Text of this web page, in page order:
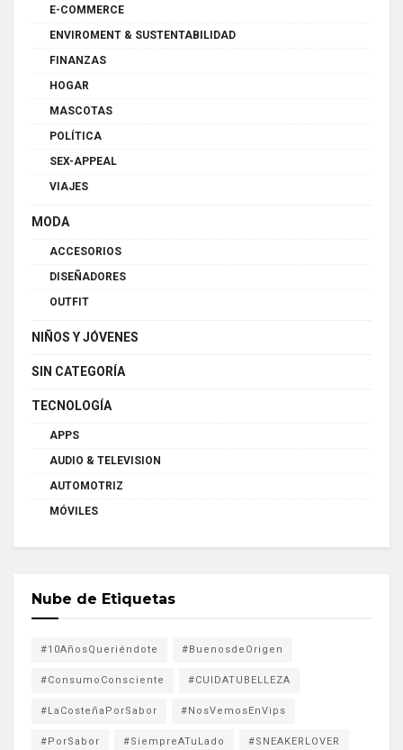
E-COMMERCE
ENVIROMENT & SUSTENTABILIDAD
FINANZAS
HOGAR
MASCOTAS
POLÍTICA
SEX-APPEAL
VIAJES
MODA
ACCESORIOS
DISEÑADORES
OUTFIT
NIÑOS Y JÓVENES
SIN CATEGORÍA
TECNOLOGÍA
APPS
AUDIO & TELEVISION
AUTOMOTRIZ
MÓVILES
Nube de Etiquetas
#10AñosQueriéndote #BuenosdeOrigen
#ConsumoConsciente #CUIDATUBELLEZA
#LaCosteñaPorSabor #NosVemosEnVips
#PorSabor #SiempreATuLado #SNEAKERLOVER